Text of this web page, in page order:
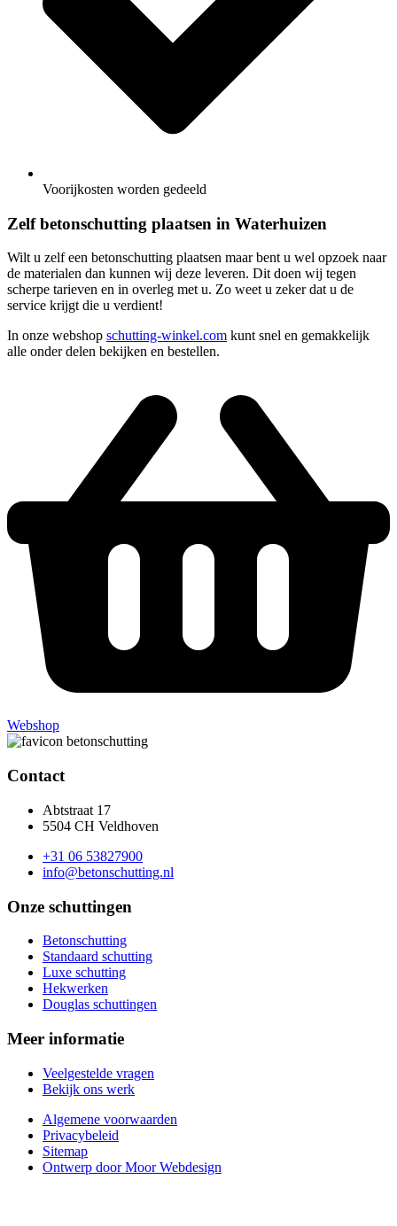
Voorijkosten worden gedeeld
Zelf betonschutting plaatsen in Waterhuizen
Wilt u zelf een betonschutting plaatsen maar bent u wel opzoek naar
de materialen dan kunnen wij deze leveren. Dit doen wij tegen
scherpe tarieven en in overleg met u. Zo weet u zeker dat u de
service krijgt die u verdient!
In onze webshop schutting-winkel.com kunt snel en gemakkelijk
alle onder delen bekijken en bestellen.
Webshop
Contact
Abtstraat 17
5504 CH Veldhoven
+31 06 53827900
info@betonschutting.nl
Onze schuttingen
Betonschutting
Standaard schutting
Luxe schutting
Hekwerken
Douglas schuttingen
Meer informatie
Veelgestelde vragen
Bekijk ons werk
Algemene voorwaarden
Privacybeleid
Sitemap
Ontwerp door Moor Webdesign